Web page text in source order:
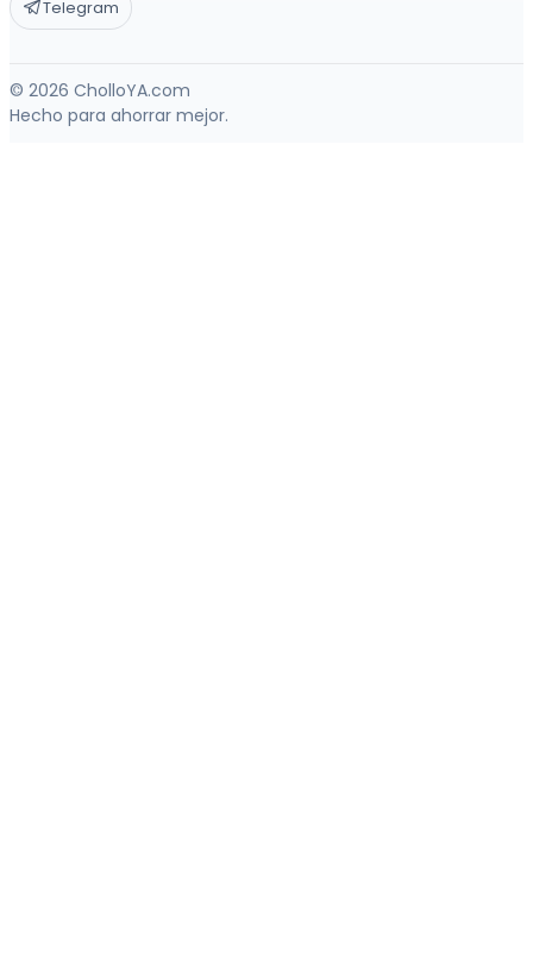
Telegram
© 2026 CholloYA.com
Hecho para ahorrar mejor.